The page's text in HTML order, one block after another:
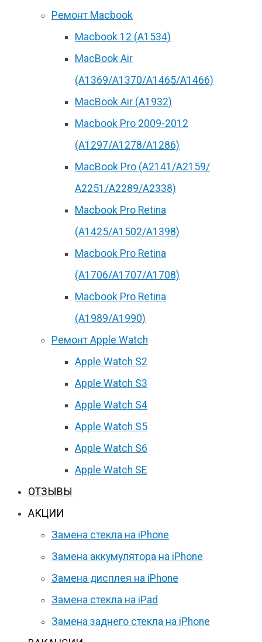
Ремонт Macbook
Macbook 12 (А1534)
MacBook Air
(A1369/A1370/A1465/A1466)
MacBook Air (A1932)
Macbook Pro 2009-2012
(A1297/A1278/A1286)
MacBook Pro (А2141/А2159/
А2251/A2289/A2338)
Macbook Pro Retina
(А1425/A1502/A1398)
Macbook Pro Retina
(А1706/A1707/A1708)
Macbook Pro Retina
(А1989/A1990)
Ремонт Apple Watch
Apple Watch S2
Apple Watch S3
Apple Watch S4
Apple Watch S5
Apple Watch S6
Apple Watch SE
ОТЗЫВЫ
АКЦИИ
Замена стекла на iPhone
Замена аккумулятора на iPhone
Замена дисплея на iPhone
Замена стекла на iPad
Замена заднего стекла на iPhone